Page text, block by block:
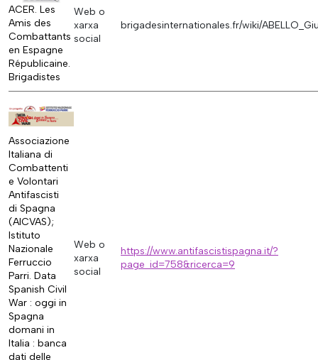
ACER. Les
Amis des
Combattants
en Espagne
Républicaine.
Brigadistes
Web o
xarxa
social
brigadesinternationales.fr/wiki/
Associazione
Italiana di
Combattenti
e Volontari
Antifascisti
di Spagna
(AICVAS);
Istituto
Nazionale
Ferruccio
Parri. Data
Spanish Civil
War : oggi in
Spagna
domani in
Italia : banca
dati delle
Web o
xarxa
social
https://www.antifascistispagna.it/?
page_id=758&ricerca=9